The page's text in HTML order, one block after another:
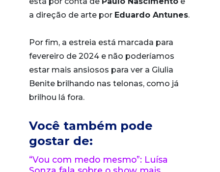
a direção de arte por Eduardo Antunes.
Por fim, a estreia está marcada para
fevereiro de 2024 e não poderíamos
estar mais ansiosos para ver a Giulia
Benite brilhando nas telonas, como já
brilhou lá fora.
Você também pode
gostar de:
“Vou com medo mesmo”: Luísa